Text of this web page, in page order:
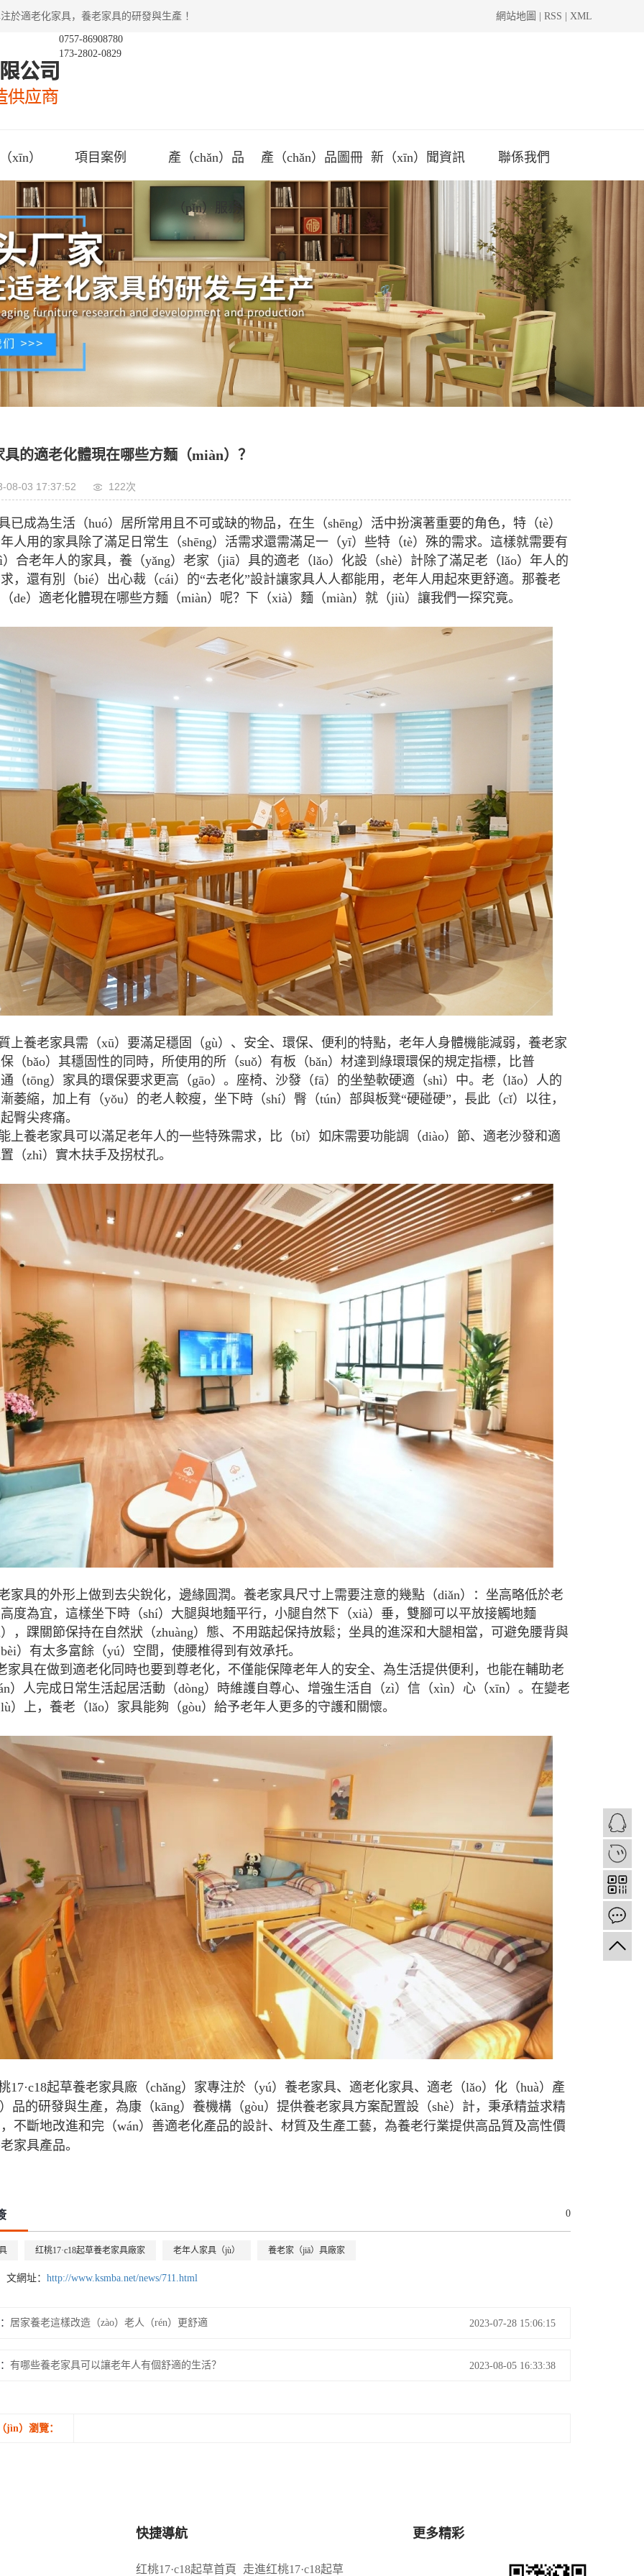
於適老化家具，養老家具的研發與生產 ！ 網站地圖 RSS XML
0757-86908780
173-2802-0829
xīn） 項目案例 產（chǎn）品
（pǐn）服務
產（chǎn）品圖冊 新（xīn）聞資訊 聯係我們
具的適老化體現在哪些方麵（miàn）？
08-03 17:37:52 122次
已成為生活（huó）居所常用且不可或缺的物品，在生（shēng）活中扮演著重要的角色，特（tè）
人用的家具除了滿足日常生（shēng）活需求還需滿足一（yī）些特（tè）殊的需求。這樣就需要有
合老年人的家具，養（yǎng）老家（jiā）具的適老（lǎo）化設（shè）計除了滿足老（lǎo）年人的
，還有別（bié）出心裁（cái）的“去老化”設計讓家具人人都能用，老年人用起來更舒適。那養老
de）適老化體現在哪些方麵（miàn）呢？下（xià）麵（miàn）就（jiù）讓我們一探究竟。
上養老家具需（xū）要滿足穩固（gù）、安全、環保、便利的特點，老年人身體機能減弱，養老家
（bǎo）其穩固性的同時，所使用的所（suǒ）有板（bǎn）材達到綠環環保的規定指標，比普
（tōng）家具的環保要求更高（gāo）。座椅、沙發（fā）的坐墊軟硬適（shì）中。老（lǎo）人的
萎縮，加上有（yǒu）的老人較瘦，坐下時（shí）臀（tún）部與板凳“硬碰硬”，長此（cǐ）以往，
臀尖疼痛。
上養老家具可以滿足老年人的一些特殊需求，比（bǐ）如床需要功能調（diào）節、適老沙發和適
（zhì）實木扶手及拐杖孔。
家具的外形上做到去尖銳化，邊緣圓潤。養老家具尺寸上需要注意的幾點（diǎn）：坐高略低於老
度為宜，這樣坐下時（shí）大腿與地麵平行，小腿自然下（xià）垂，雙腳可以平放接觸地麵
，踝關節保持在自然狀（zhuàng）態、不用踮起保持放鬆；坐具的進深和大腿相當，可避免腰背與
）有太多富餘（yú）空間，使腰椎得到有效承托。
家具在做到適老化同時也要到尊老化，不僅能保障老年人的安全、為生活提供便利，也能在輔助老
）人完成日常生活起居活動（dòng）時維護自尊心、增強生活自（zì）信（xìn）心（xīn）。在變老
）上，養老（lǎo）家具能夠（gòu）給予老年人更多的守護和關懷。
17·c18起草養老家具廠（chǎng）家專注於（yú）養老家具、適老化家具、適老（lǎo）化（huà）產
品的研發與生產，為康（kāng）養機構（gòu）提供養老家具方案配置設（shè）計，秉承精益求精
不斷地改進和完（wán）善適老化產品的設計、材質及生產工藝，為養老行業提供高品質及高性價
家具產品。
0
红桃17·c18起草養老家具廠家 老年人家具（jù） 養老家（jiā）具廠家
文網址： http://www.ksmba.net/news/711.html
居家養老這樣改造（zào）老人（rén）更舒適 2023-07-28 15:06:15
有哪些養老家具可以讓老年人有個舒適的生活？ 2023-08-05 16:33:38
jìn）瀏覽：
快捷導航
红桃17·c18起草首頁 走進红桃17·c18起草
更多精彩